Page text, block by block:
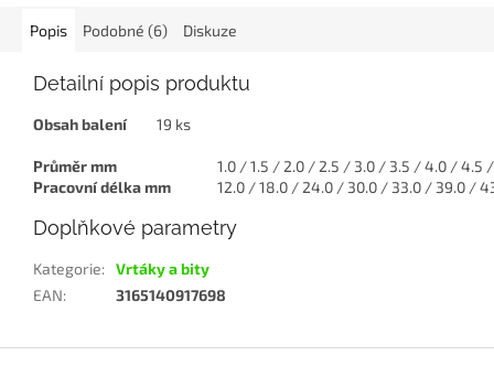
Popis Podobné (6) Diskuze
Detailní popis produktu
Obsah balení 19 ks
Průměr mm
1.0 / 1.5 / 2.0 / 2.5 / 3.0 / 3.5 / 4.0 / 4.5
Pracovní délka mm
12.0 / 18.0 / 24.0 / 30.0 / 33.0 / 39.0 /
Doplňkové parametry
Kategorie: Vrtáky a bity
EAN: 3165140917698